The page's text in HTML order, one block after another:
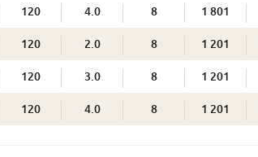
120 4.0 8 1 801
120 2.0 8 1 201
120 3.0 8 1 201
120 4.0 8 1 201